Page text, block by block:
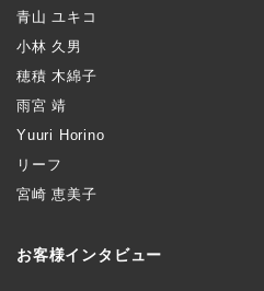
青山 ユキコ
小林 久男
穂積 木綿子
雨宮 靖
Yuuri Horino
リーフ
宮崎 恵美子
お客様インタビュー